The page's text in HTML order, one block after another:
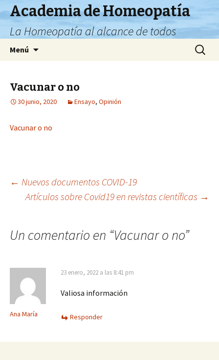
Academia de Homeopatía
La Homeopatía al alcance de todos
Menú Buscar:
Vacunar o no
30 junio, 2020 Ensayo, Opinión
Vacunar o no
Ir
entrada
← Nuevos documentos COVID-19
Artículos sobre Covid19 en revistas científicas →
Un comentario en “Vacunar o no”
Ana María
23 enero, 2022 a las 8:41 pm
Valiosa información
Responder